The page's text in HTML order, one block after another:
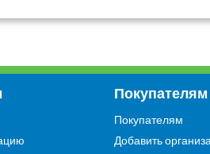
Покупателям
Покупателям
Добавить